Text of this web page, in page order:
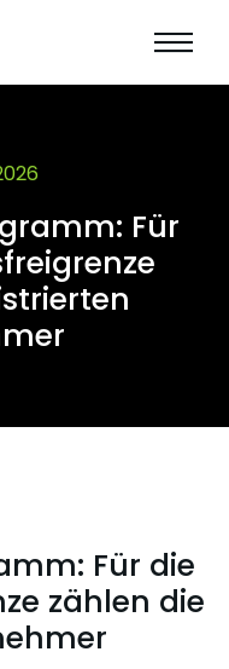
Für
Für die
zählen die